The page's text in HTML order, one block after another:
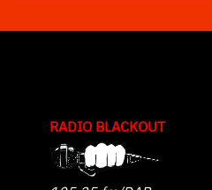
RADIO BLACKOUT